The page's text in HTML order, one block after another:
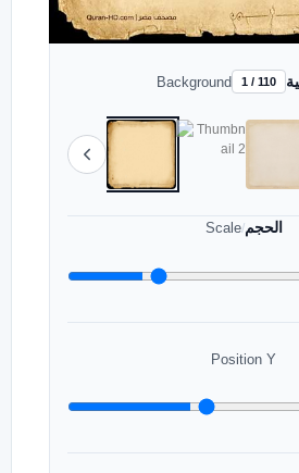
Background 1 / 110
Scale/الحجم
Position Y